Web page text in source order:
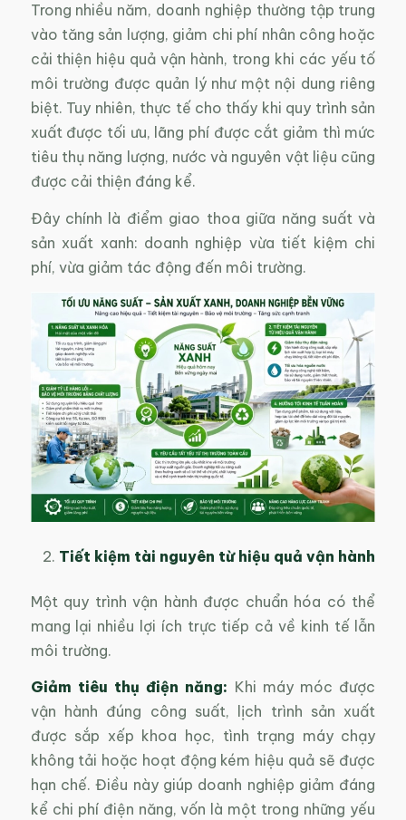
Trong nhiều năm, doanh nghiệp thường tập trung
vào tăng sản lượng, giảm chi phí nhân công hoặc
cải thiện hiệu quả vận hành, trong khi các yếu tố
môi trường được quản lý như một nội dung riêng
biệt. Tuy nhiên, thực tế cho thấy khi quy trình sản
xuất được tối ưu, lãng phí được cắt giảm thì mức
tiêu thụ năng lượng, nước và nguyên vật liệu cũng
được cải thiện đáng kể.
Đây chính là điểm giao thoa giữa năng suất và
sản xuất xanh: doanh nghiệp vừa tiết kiệm chi
phí, vừa giảm tác động đến môi trường.
Tiết kiệm tài nguyên từ hiệu quả vận hành
Một quy trình vận hành được chuẩn hóa có thể
mang lại nhiều lợi ích trực tiếp cả về kinh tế lẫn
môi trường.
Giảm tiêu thụ điện năng: Khi máy móc được
vận hành đúng công suất, lịch trình sản xuất
được sắp xếp khoa học, tình trạng máy chạy
không tải hoặc hoạt động kém hiệu quả sẽ được
hạn chế. Điều này giúp doanh nghiệp giảm đáng
kể chi phí điện năng, vốn là một trong những yếu